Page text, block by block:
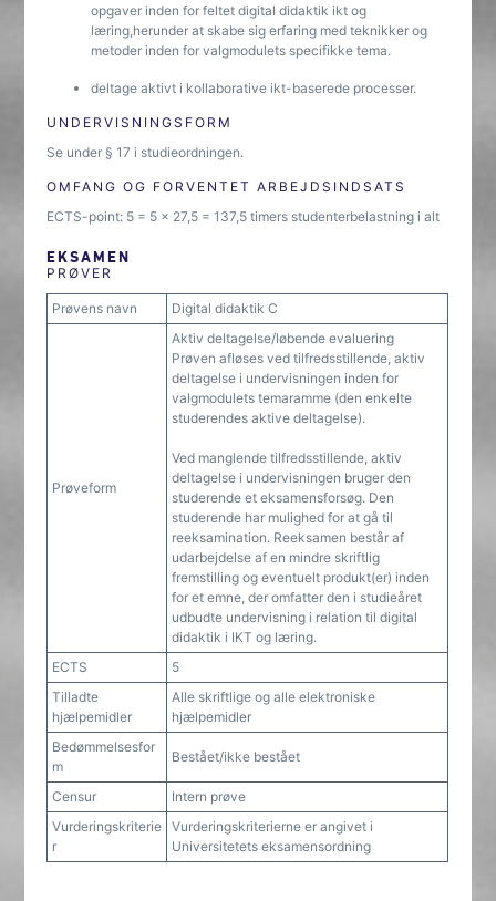
opgaver inden for feltet digital didaktik ikt og
læring,herunder at skabe sig erfaring med teknikker og
metoder inden for valgmodulets specifikke tema.
deltage aktivt i kollaborative ikt-baserede processer.
UNDERVISNINGSFORM
Se under § 17 i studieordningen.
OMFANG OG FORVENTET ARBEJDSINDSATS
ECTS-point: 5 = 5 x 27,5 = 137,5 timers studenterbelastning i alt
EKSAMEN
PRØVER
Prøvens navn Digital didaktik C
Prøveform
Aktiv deltagelse/løbende evaluering
Prøven afløses ved tilfredsstillende, aktiv
deltagelse i undervisningen inden for
valgmodulets temaramme (den enkelte
studerendes aktive deltagelse).
Ved manglende tilfredsstillende, aktiv
deltagelse i undervisningen bruger den
studerende et eksamensforsøg. Den
studerende har mulighed for at gå til
reeksamination. Reeksamen består af
udarbejdelse af en mindre skriftlig
fremstilling og eventuelt produkt(er) inden
for et emne, der omfatter den i studieåret
udbudte undervisning i relation til digital
didaktik i IKT og læring.
ECTS
5
Tilladte
hjælpemidler
Alle skriftlige og alle elektroniske
hjælpemidler
Bedømmelsesfor
m
Bestået/ikke bestået
Censur
Intern prøve
Vurderingskriterie
r
Vurderingskriterierne er angivet i
Universitetets eksamensordning